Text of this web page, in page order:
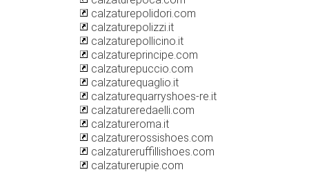
calzaturepolidori.com
calzaturepolizzi.it
calzaturepollicino.it
calzatureprincipe.com
calzaturepuccio.com
calzaturequaglio.it
calzaturequarryshoes-re.it
calzatureredaelli.com
calzatureroma.it
calzaturerossishoes.com
calzatureruffillishoes.com
calzaturerupie.com